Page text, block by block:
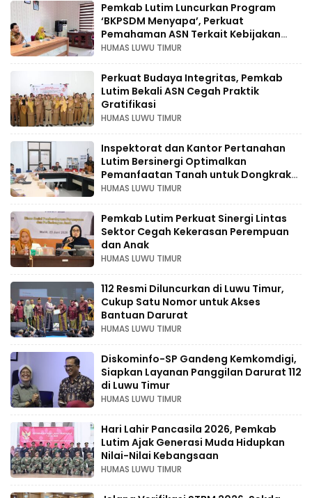
Pemkab Lutim Luncurkan Program
‘BKPSDM Menyapa’, Perkuat
Pemahaman ASN Terkait Kebijakan
Kepegawaian
HUMAS LUWU TIMUR
‎Perkuat Budaya Integritas, Pemkab
Lutim Bekali ASN Cegah Praktik
Gratifikasi
HUMAS LUWU TIMUR
Inspektorat dan Kantor Pertanahan
Lutim Bersinergi Optimalkan
Pemanfaatan Tanah untuk Dongkrak
Ekonomi Daerah
HUMAS LUWU TIMUR
Pemkab Lutim Perkuat Sinergi Lintas
Sektor Cegah Kekerasan Perempuan
dan Anak
HUMAS LUWU TIMUR
112 Resmi Diluncurkan di Luwu Timur,
Cukup Satu Nomor untuk Akses
Bantuan Darurat
HUMAS LUWU TIMUR
Diskominfo-SP Gandeng Kemkomdigi,
Siapkan Layanan Panggilan Darurat 112
di Luwu Timur
HUMAS LUWU TIMUR
Hari Lahir Pancasila 2026, Pemkab
Lutim Ajak Generasi Muda Hidupkan
Nilai-Nilai Kebangsaan
HUMAS LUWU TIMUR